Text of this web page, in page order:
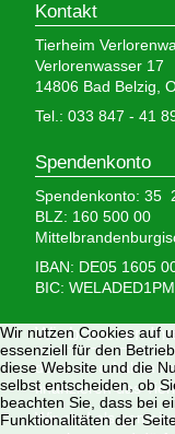
Kontakt
Tierheim
Verlorenwasser 17
14806 Bad Belzig,
Tel.: 033 847 - 41
Spendenkonto
Spendenkonto: 35
BLZ: 160 500 00
IBAN: DE05 1605
BIC:
Wir brauchen
denn wir erhalten
finanzieren das
Wir sind als
Wir nutzen Cookies auf
essenziell für den
diese Website und die
selbst entscheiden, ob
beachten Sie, dass bei
Funktionalitäten der